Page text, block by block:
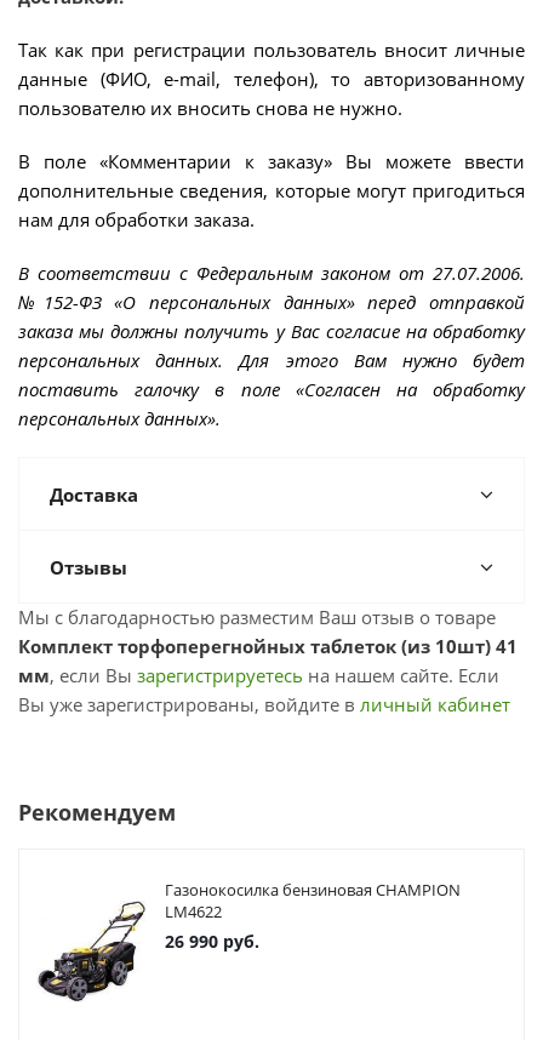
Так как при регистрации пользователь вносит личные
данные (ФИО, e-mail, телефон), то авторизованному
пользователю их вносить снова не нужно.
В поле «Комментарии к заказу» Вы можете ввести
дополнительные сведения, которые могут пригодиться
нам для обработки заказа.
В соответствии с Федеральным законом от 27.07.2006.
№152-ФЗ «О персональных данных» перед отправкой
заказа мы должны получить у Вас согласие на обработку
персональных данных. Для этого Вам нужно будет
поставить галочку в поле «Согласен на обработку
персональных данных».
Доставка
Отзывы
Мы с благодарностью разместим Ваш отзыв о товаре
Комплект торфоперегнойных таблеток (из 10шт) 41
мм, если Вы зарегистрируетесь на нашем сайте. Если
Вы уже зарегистрированы, войдите в личный кабинет
Рекомендуем
Газонокосилка бензиновая CHAMPION
LM4622
26 990 руб.